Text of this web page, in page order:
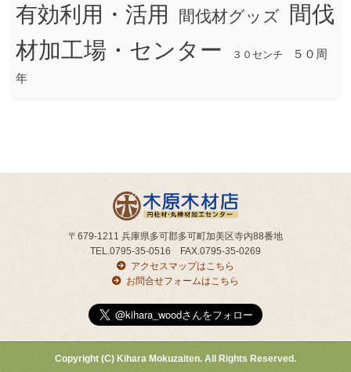
有効利用・活用
間伐材グッズ
間伐
材加工場・センター
３０センチ
５０周
年
〒679-1211 兵庫県多可郡多可町加美区寺内88番地
TEL.0795-35-0516 FAX.0795-35-0269
アクセスマップはこちら
お問合せフォームはこちら
Copyright (C) Kihara Mokuzaiten. All Rights Reserved.